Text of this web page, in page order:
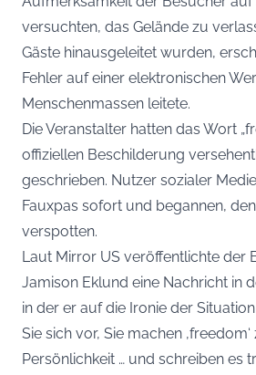
versuchten, das Gelände zu
Gäste hinausgeleitet wurden,
Fehler auf einer elektronischen
Menschenmassen leitete.
Die Veranstalter hatten das Wort
offiziellen Beschilderung
geschrieben. Nutzer sozialer
Fauxpas sofort und begannen,
verspotten.
Laut Mirror US veröffentlichte der
Jamison Eklund eine Nachricht in
in der er auf die Ironie der
Sie sich vor, Sie machen
Persönlichkeit … und schreiben es